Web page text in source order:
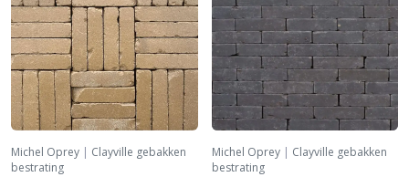
Michel Oprey | Clayville gebakken
bestrating
Michel Oprey| Clayville gebakken
bestrating